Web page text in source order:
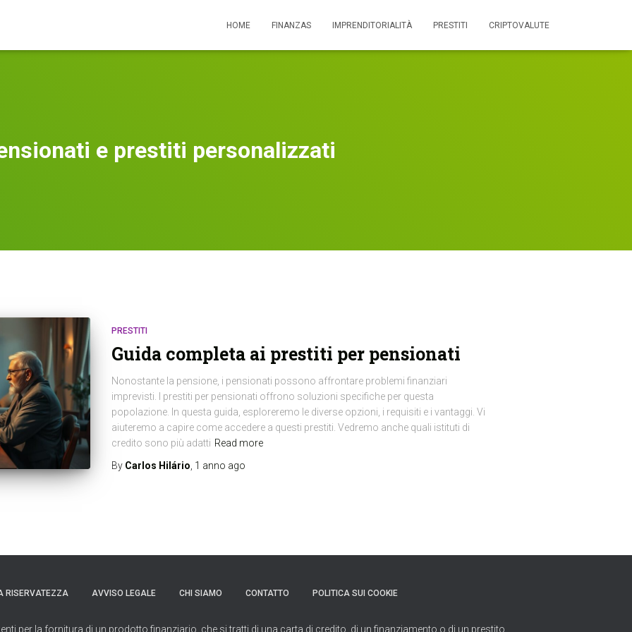
HOME FINANZAS IMPRENDITORIALITÀ PRESTITI CRIPTOVALUTE
e prestiti personalizzati
PRESTITI
Guida completa ai prestiti per pensionati
Nonostante la pensione, i pensionati possono affrontare problemi finanziari
imprevisti. I prestiti per pensionati offrono soluzioni specifiche per questa
popolazione. In questa guida, esploreremo le diverse opzioni, i requisiti e i vantaggi. Vi
aiuteremo a capire come accedere a questi prestiti. Vedremo anche quali istituti di
credito sono più adatti Read more
By Carlos Hilário 1 anno ago
RISERVATEZZA AVVISO LEGALE CHI SIAMO CONTATTO POLITICA SUI COOKIE
per la fornitura di un prodotto finanziario, che si tratti di una carta di credito, di un finanziamento o di un prestito.